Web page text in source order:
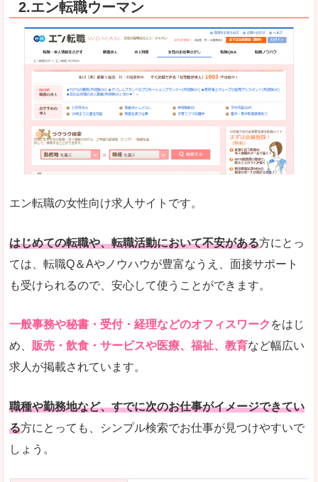
良いところ
スマホアプリやソーシャルアカウントが充実して
「ファッション・ブランドページ」という検索
悪いところ
事務などのオフィスワークを探している方にとっ
専門性が強い部分があるので、逆に一般的なお仕
詳しい説明
とにかく、女性ならではの職種の専門性が高いの
また、アパレル・コスメ、エステ・ネイル・美容
人気度
専門性が高いので、これらのお仕事に転職を考
リクルートグループなので、大手という安心感も
使いやすさ
検索がしやすく、求人詳細にも画像やイラストな
2.エン転職ウーマン
エン転職の女性向け求人サイトです。
はじめての転職や、転職活動において不安がある方にとっ
ては、転職Q＆Aやノウハウが豊富なうえ、面接サポート
も受けられるので、安心して使うことができます。
一般事務や秘書・受付・経理などのオフィスワーク をはじ
め、 販売・飲食・サービスや医療、福祉、教育など幅広い
求人が掲載されています。
職種や勤務地など、すでに次のお仕事がイメージできてい
る方にとっても、シンプル検索でお仕事が見つけやすいで
しょう。